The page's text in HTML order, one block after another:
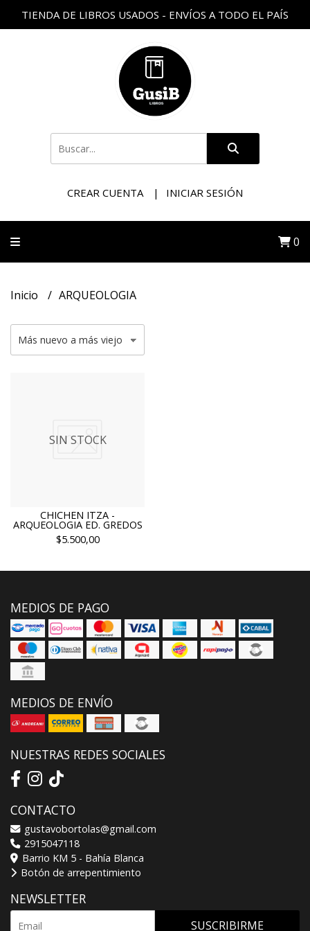
TIENDA DE LIBROS USADOS - ENVÍOS A TODO EL PAÍS
CREAR CUENTA INICIAR SESIÓN
0
Inicio ARQUEOLOGIA
SIN STOCK
CHICHEN ITZA -
ARQUEOLOGIA ED. GREDOS
$5.500,00
MEDIOS DE PAGO
MEDIOS DE ENVÍO
NUESTRAS REDES SOCIALES
CONTACTO
gustavobortolas@gmail.com
2915047118
Barrio KM 5 - Bahía Blanca
Botón de arrepentimiento
NEWSLETTER
SUSCRIBIRME